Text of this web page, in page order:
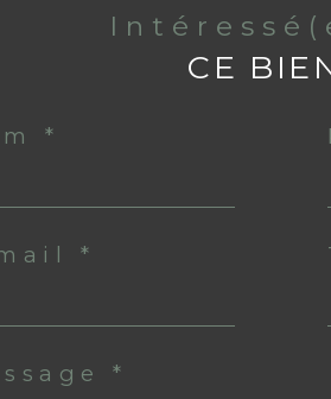
CE
*
*
*